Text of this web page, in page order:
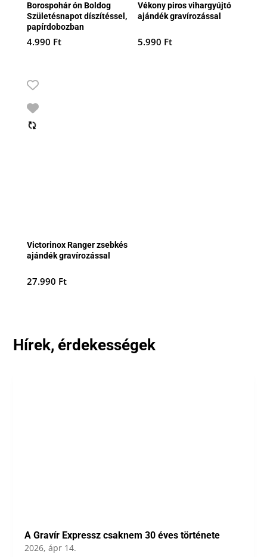
Borospohár ón Boldog
Születésnapot díszítéssel,
papírdobozban
4.990 Ft
Vékony piros vihargyújtó
ajándék gravírozással
5.990 Ft
Victorinox Ranger zsebkés
ajándék gravírozással
27.990 Ft
Hírek, érdekességek
A Gravír Expressz csaknem 30 éves története
2026, ápr 14.